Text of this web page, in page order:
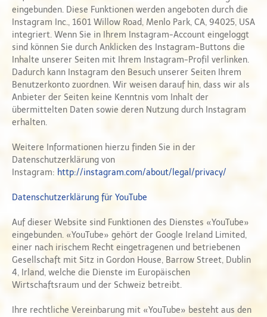
eingebunden. Diese Funktionen werden angeboten durch die
Instagram Inc., 1601 Willow Road, Menlo Park, CA, 94025, USA
integriert. Wenn Sie in Ihrem Instagram-Account eingeloggt
sind können Sie durch Anklicken des Instagram-Buttons die
Inhalte unserer Seiten mit Ihrem Instagram-Profil verlinken.
Dadurch kann Instagram den Besuch unserer Seiten Ihrem
Benutzerkonto zuordnen. Wir weisen darauf hin, dass wir als
Anbieter der Seiten keine Kenntnis vom Inhalt der
übermittelten Daten sowie deren Nutzung durch Instagram
erhalten.
Weitere Informationen hierzu finden Sie in der
Datenschutzerklärung von
Instagram: http://instagram.com/about/legal/privacy/
Datenschutzerklärung für YouTube
Auf dieser Website sind Funktionen des Dienstes «YouTube»
eingebunden. «YouTube» gehört der Google Ireland Limited,
einer nach irischem Recht eingetragenen und betriebenen
Gesellschaft mit Sitz in Gordon House, Barrow Street, Dublin
4, Irland, welche die Dienste im Europäischen
Wirtschaftsraum und der Schweiz betreibt.
Ihre rechtliche Vereinbarung mit «YouTube» besteht aus den